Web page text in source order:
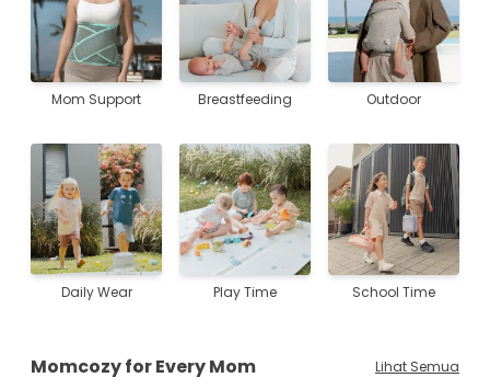
Mom Support Breastfeeding Outdoor
Daily Wear Play Time School Time
Momcozy for Every Mom Lihat Semua